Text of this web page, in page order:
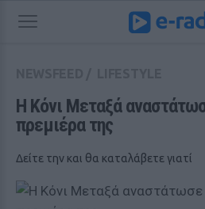
Η Κόνι Μεταξά
πρεμιέρα της
Δείτε την και θα καταλάβετε γιατί